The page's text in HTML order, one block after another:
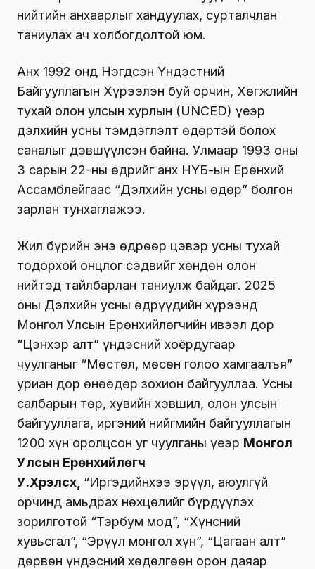
нийтийн анхаарлыг хандуулах, сурталчлан
таниулах ач холбогдолтой юм.
Анх 1992 онд Нэгдсэн Үндэстний
Байгууллагын Хүрээлэн буй орчин, Хөгжлийн
тухай олон улсын хурлын (UNCED) үеэр
дэлхийн усны тэмдэглэлт өдөртэй болох
саналыг дэвшүүлсэн байна. Улмаар 1993 оны
3 сарын 22-ны өдрийг анх НҮБ-ын Ерөнхий
Ассамблейгаас “Дэлхийн усны өдөр” болгон
зарлан тунхаглажээ.
Жил бүрийн энэ өдрөөр цэвэр усны тухай
тодорхой онцлог сэдвийг хөндөн олон
нийтэд тайлбарлан таниулж байдаг. 2025
оны Дэлхийн усны өдрүүдийн хүрээнд
Монгол Улсын Ерөнхийлөгчийн ивээл дор
“Цэнхэр алт” үндэсний хоёрдугаар
чуулганыг “Мөстөл, мөсөн голоо хамгаалъя”
уриан дор өнөөдөр зохион байгууллаа. Усны
салбарын төр, хувийн хэвшил, олон улсын
байгууллага, иргэний нийгмийн байгууллагын
1200 хүн оролцсон уг чуулганы үеэр Монгол
Улсын Ерөнхийлөгч
У.Хүрэлсүх, “Иргэдийнхээ эрүүл, аюулгүй
орчинд амьдрах нөхцөлийг бүрдүүлэх
зорилготой “Тэрбум мод”, “Хүнсний
хувьсгал”, “Эрүүл монгол хүн”, “Цагаан алт”
дөрвөн үндэсний хөдөлгөөн орон даяар